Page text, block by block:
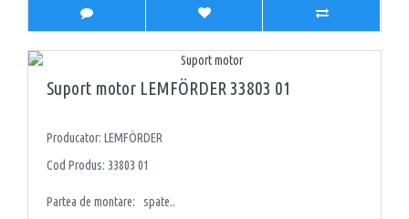
Suport motor LEMFÖRDER 33803 01
Producator: LEMFÖRDER
Cod Produs: 33803 01
Partea de montare: spate..